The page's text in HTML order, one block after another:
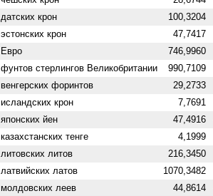
датских крон 100,3204
эстонских крон 47,7417
Евро 746,9960
фунтов стерлингов Велико­британии 990,7109
венгерских форинтов 29,2733
исландских крон 7,7691
японских йен 47,4916
казахстанских тенге 4,1999
литовских литов 216,3450
латвийских латов 1070,3482
молдовских леев 44,8614